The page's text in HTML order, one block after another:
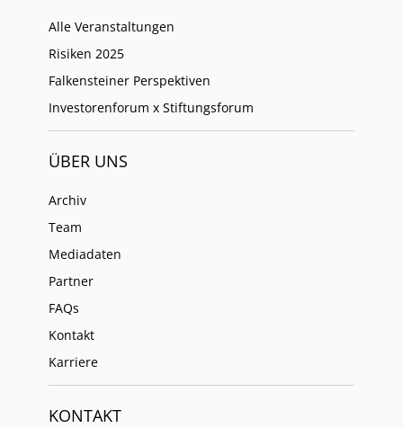
Alle Veranstaltungen
Risiken 2025
Falkensteiner Perspektiven
Investorenforum x Stiftungsforum
ÜBER UNS
Archiv
Team
Mediadaten
Partner
FAQs
Kontakt
Karriere
KONTAKT